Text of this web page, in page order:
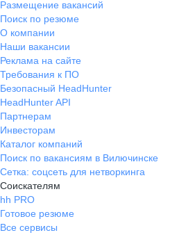
Размещение вакансий
Поиск по резюме
О компании
Наши вакансии
Реклама на сайте
Требования к ПО
Безопасный HeadHunter
HeadHunter API
Партнерам
Инвесторам
Каталог компаний
Поиск по вакансиям в Вилючинске
Сетка: соцсеть для нетворкинга
Соискателям
hh PRO
Готовое резюме
Все сервисы